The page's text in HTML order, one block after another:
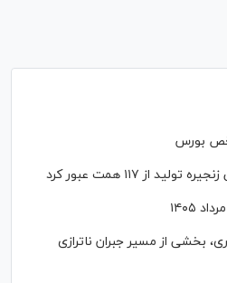
از ۱۱۷ همت عبور کرد
بخشی از مسیر جبران ناترازی